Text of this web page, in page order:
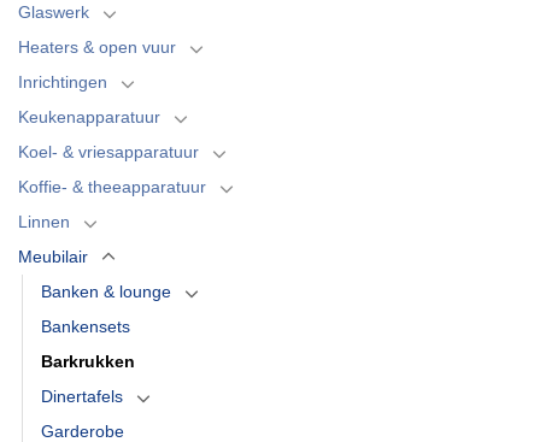
Glaswerk
Heaters & open vuur
Inrichtingen
Keukenapparatuur
Koel- & vriesapparatuur
Koffie- & theeapparatuur
Linnen
Meubilair
Banken & lounge
Bankensets
Barkrukken
Dinertafels
Garderobe